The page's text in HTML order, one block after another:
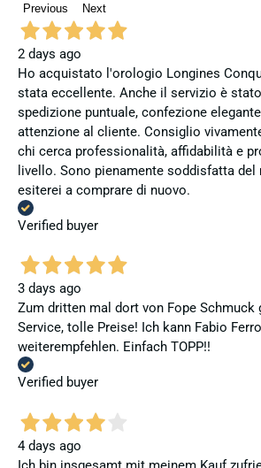
Previous Next
2 days ago
Ho acquistato l'orologio Longines
stata eccellente. Anche il servizio è
spedizione puntuale, confezione
attenzione al cliente. Consiglio
chi cerca professionalità, affidabilità e
livello. Sono pienamente soddisfatta
esiterei a comprare di nuovo.
Verified buyer
3 days ago
Zum dritten mal dort von Fope Schmuck
Service, tolle Preise! Ich kann Fabio
weiterempfehlen. Einfach TOPP!!
Verified buyer
4 days ago